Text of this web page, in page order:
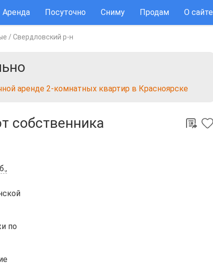
Аренда Посуточно Сниму Продам О сайте
/ Свердловский р-н
аренде 2-комнатных квартир в Красноярске
собственника
по